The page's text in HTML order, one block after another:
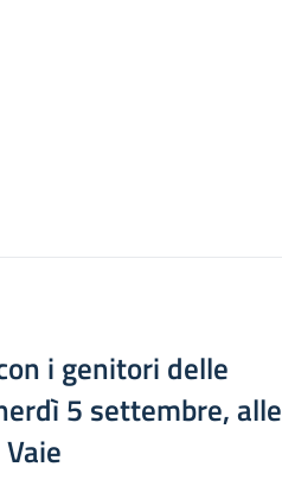
i genitori delle
5 settembre, alle